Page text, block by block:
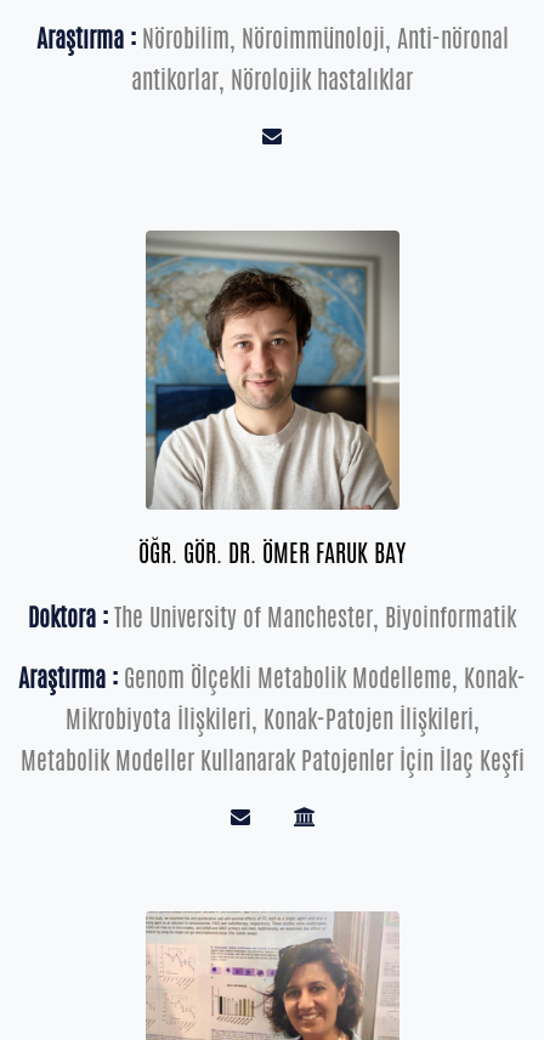
Araştırma :Nörobilim, Nöroimmünoloji, Anti-nöronal
antikorlar, Nörolojik hastalıklar
ÖĞR. GÖR. DR. ÖMER FARUK BAY
Doktora :The University of Manchester, Biyoinformatik
Araştırma : Genom Ölçekli Metabolik Modelleme, Konak-
Mikrobiyota İlişkileri, Konak-Patojen İlişkileri,
Metabolik Modeller Kullanarak Patojenler İçin İlaç Keşfi